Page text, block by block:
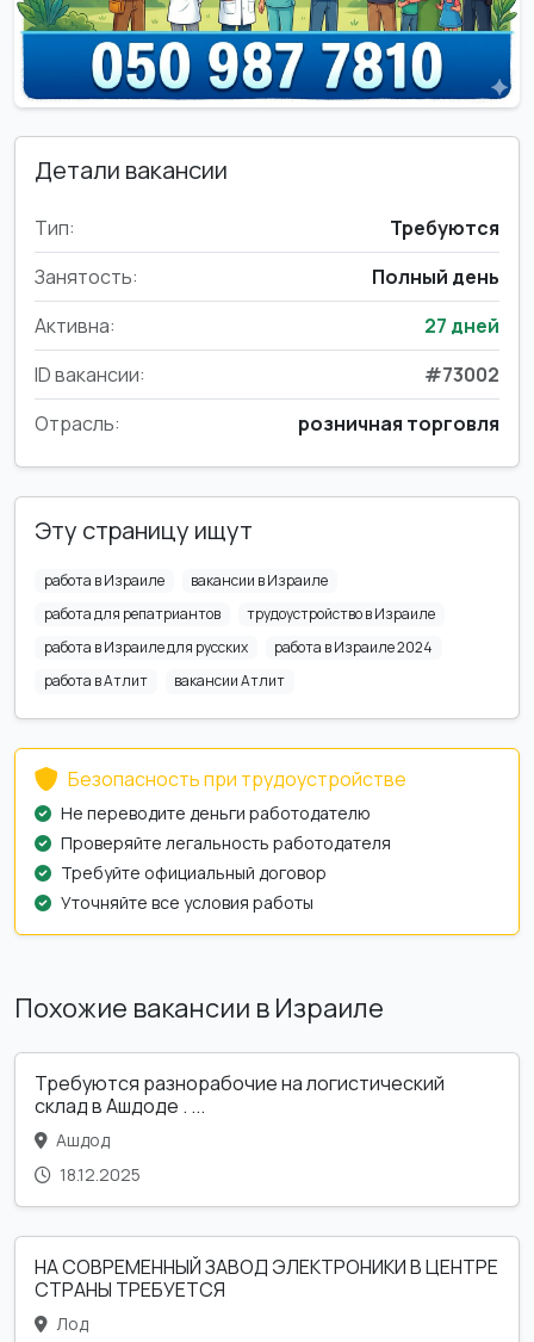
Детали вакансии
Тип:
Требуются
Занятость:
Полный день
Активна:
27 дней
ID вакансии:
#73002
Отрасль:
розничная торговля
Эту страницу ищут
работа в Израиле
вакансии в Израиле
работа для репатриантов
трудоустройство в Израиле
работа в Израиле для русских
работа в Израиле 2024
работа в Атлит
вакансии Атлит
Безопасность при трудоустройстве
Не переводите деньги работодателю
Проверяйте легальность работодателя
Требуйте официальный договор
Уточняйте все условия работы
Похожие вакансии в Израиле
Требуются разнорабочие на логистический
склад в Ашдоде . ...
Ашдод
18.12.2025
НА СОВРЕМЕННЫЙ ЗАВОД ЭЛЕКТРОНИКИ В ЦЕНТРЕ
СТРАНЫ ТРЕБУЕТСЯ
Лод